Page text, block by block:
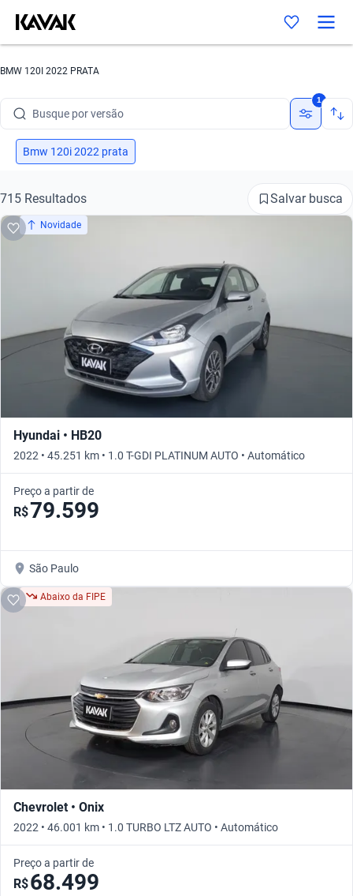
BMW 120I 2022 PRATA
Busque por marca
Busque por modelo
Busque por versão
Busque por ano
Busque por modelo
1
Bmw 120i 2022 prata
715 Resultados Salvar busca
Novidade
Hyundai • HB20
2022 • 45.251 km • 1.0 T-GDI PLATINUM AUTO • Automático
Preço a partir de
R$79.599
São Paulo
Abaixo da FIPE
Chevrolet • Onix
2022 • 46.001 km • 1.0 TURBO LTZ AUTO • Automático
Preço a partir de
R$68.499